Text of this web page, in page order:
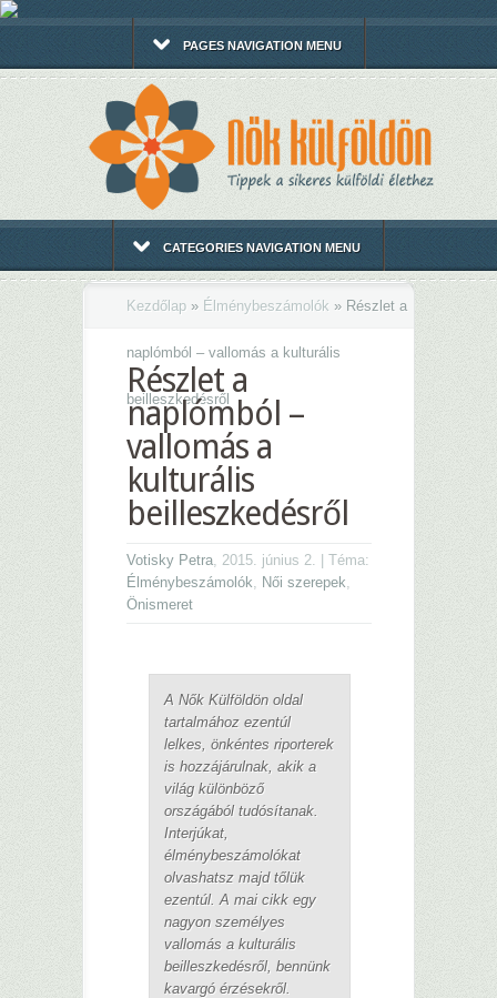
PAGES NAVIGATION MENU
CATEGORIES NAVIGATION MENU
Kezdőlap » Élménybeszámolók » Részlet a
naplómból – vallomás a kulturális
beilleszkedésről
Részlet a
naplómból –
vallomás a
kulturális
beilleszkedésről
Votisky Petra, 2015. június 2. | Téma:
Élménybeszámolók, Női szerepek,
Önismeret
A Nők Külföldön oldal
tartalmához ezentúl
lelkes, önkéntes riporterek
is hozzájárulnak, akik a
világ különböző
országából tudósítanak.
Interjúkat,
élménybeszámolókat
olvashatsz majd tőlük
ezentúl. A mai cikk egy
nagyon személyes
vallomás a kulturális
beilleszkedésről, bennünk
kavargó érzésekről.